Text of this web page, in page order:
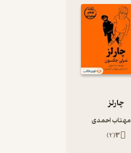
چارلز
مهتاب احمدی
3
(
2
)